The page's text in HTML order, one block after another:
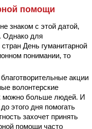
помощи
знаком с этой датой,
Однако для
День гуманитарной
понимании, то
акции
волонтерские
можно больше людей. И
этого дня помогать
захочет принять
помощи часто